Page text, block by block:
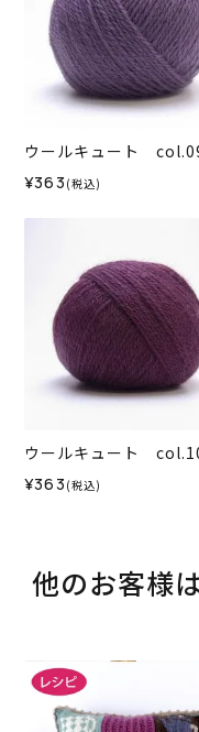
ウールキュート
¥363 (税込)
ウールキュート
¥363 (税込)
他のお客様